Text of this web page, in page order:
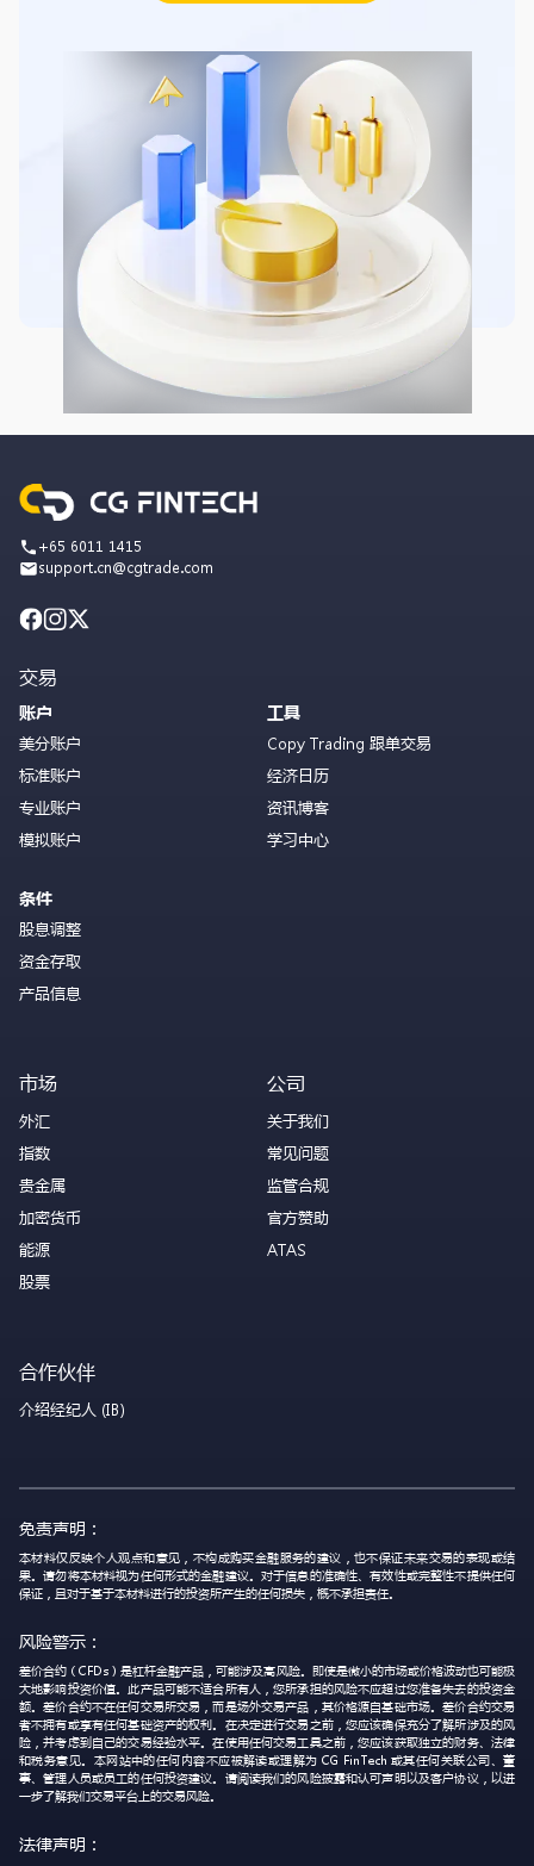
+65 6011 1415
support.cn@cgtrade.com
交易
账户
美分账户
标准账户
专业账户
模拟账户
条件
股息调整
资金存取
产品信息
工具
Copy Trading 跟单交易
经济日历
资讯博客
学习中心
市场
外汇
指数
贵金属
加密货币
能源
股票
公司
关于我们
常见问题
监管合规
官方赞助
ATAS
合作伙伴
介绍经纪人 (IB)
免责声明：
本材料仅反映个人观点和意见，不构成购买金融服务的建议，也不保证未来交易的表现或结
果。请勿将本材料视为任何形式的金融建议。对于信息的准确性、有效性或完整性不提供任何
保证，且对于基于本材料进行的投资所产生的任何损失，概不承担责任。
风险警示：
差价合约（CFDs）是杠杆金融产品，可能涉及高风险。即使是微小的市场或价格波动也可能极
大地影响投资价值。此产品可能不适合所有人，您所承担的风险不应超过您准备失去的投资金
额。差价合约不在任何交易所交易，而是场外交易产品，其价格源自基础市场。差价合约交易
者不拥有或享有任何基础资产的权利。在决定进行交易之前，您应该确保充分了解所涉及的风
险，并考虑到自己的交易经验水平。在使用任何交易工具之前，您应该获取独立的财务、法律
和税务意见。本网站中的任何内容不应被解读或理解为 CG FinTech 或其任何关联公司、董
事、管理人员或员工的任何投资建议。请阅读我们的风险披露和认可声明以及客户协议，以进
一步了解我们交易平台上的交易风险。
法律声明：